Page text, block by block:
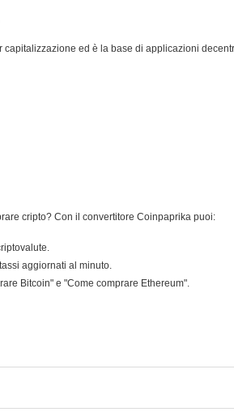
capitalizzazione ed è la base di applicazioni
cripto? Con il convertitore Coinpaprika puoi:
aggiornati al minuto.
Bitcoin" e "Come comprare Ethereum".